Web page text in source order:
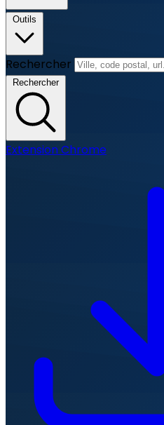
Outils
Rechercher
Rechercher
Extension Chrome